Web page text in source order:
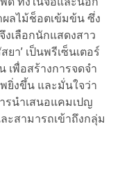
ลไม้ช็อตเข้มข้น ซึ่ง
เลือกนักแสดงสาว
า’ เป็นพรีเซ็นเตอร์
พื่อสร้างการจดจำ
ยิ่งขึ้น และมั่นใจว่า
รนำเสนอแคมเปญ
ะสามารถเข้าถึงกลุ่ม